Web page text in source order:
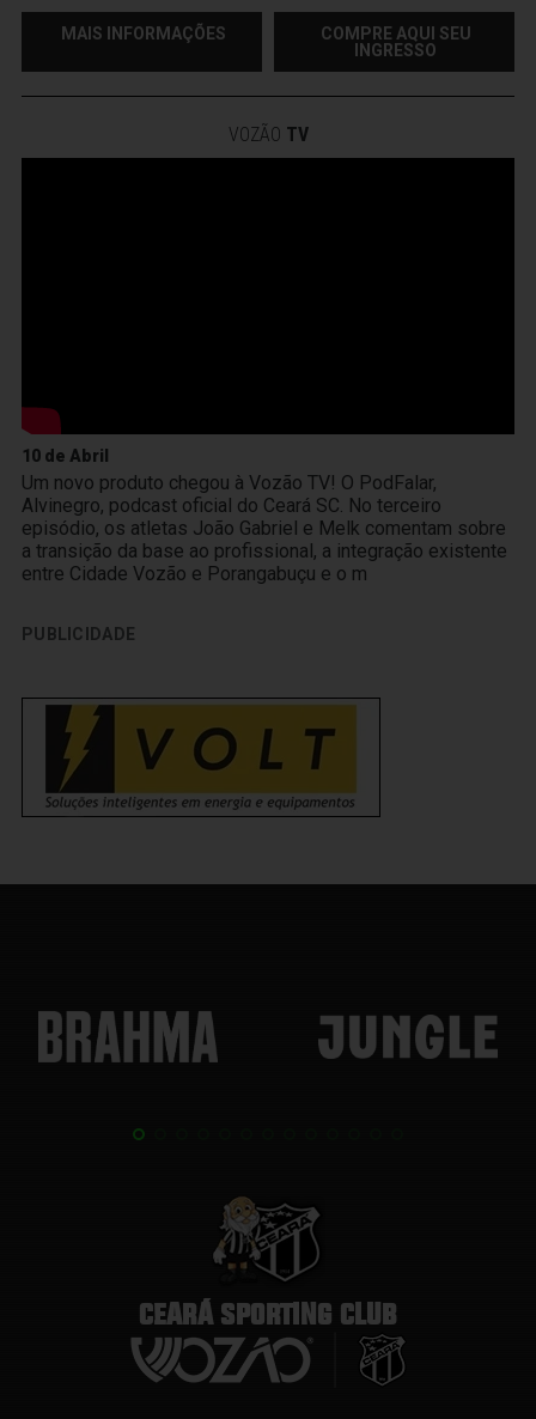
MAIS INFORMAÇÕES
COMPRE AQUI SEU
INGRESSO
VOZÃO TV
10 de Abril
Um novo produto chegou à Vozão TV! O PodFalar,
Alvinegro, podcast oficial do Ceará SC. No terceiro
episódio, os atletas João Gabriel e Melk comentam sobre
a transição da base ao profissional, a integração existente
entre Cidade Vozão e Porangabuçu e o m
PUBLICIDADE
CEARÁ SPORTING CLUB